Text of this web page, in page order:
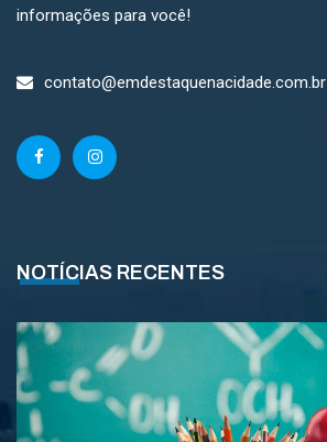
informações para você!
contato@emdestaquenacidade.com.br
NOTÍCIAS RECENTES